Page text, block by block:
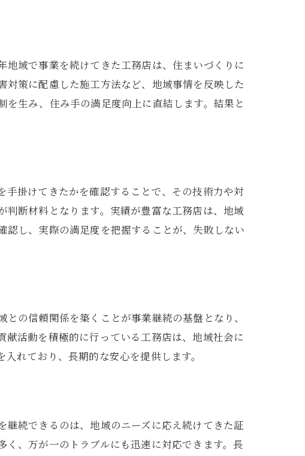
係
ト
域で事業を続けてきた工務店は、住まいづくりに
策に配慮した施工方法など、地域事情を反映した
生み、住み手の満足度向上に直結します。結果と
掛けてきたかを確認することで、その技術力や対
断材料となります。実績が豊富な工務店は、地域
し、実際の満足度を把握することが、失敗しない
の信頼関係を築くことが事業継続の基盤となり、
活動を積極的に行っている工務店は、地域社会に
れており、長期的な安心を提供します。
続できるのは、地域のニーズに応え続けてきた証
、万が一のトラブルにも迅速に対応できます。長